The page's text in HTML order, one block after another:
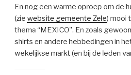
En nog een warme oproep om de
(zie website gemeente Zele) mooi
thema “MEXICO”. En zoals
shirts en andere hebbedingen in
wekelijkse markt (en bij de leden